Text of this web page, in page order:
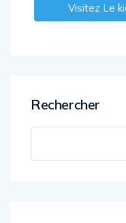
Visitez Le
Rechercher